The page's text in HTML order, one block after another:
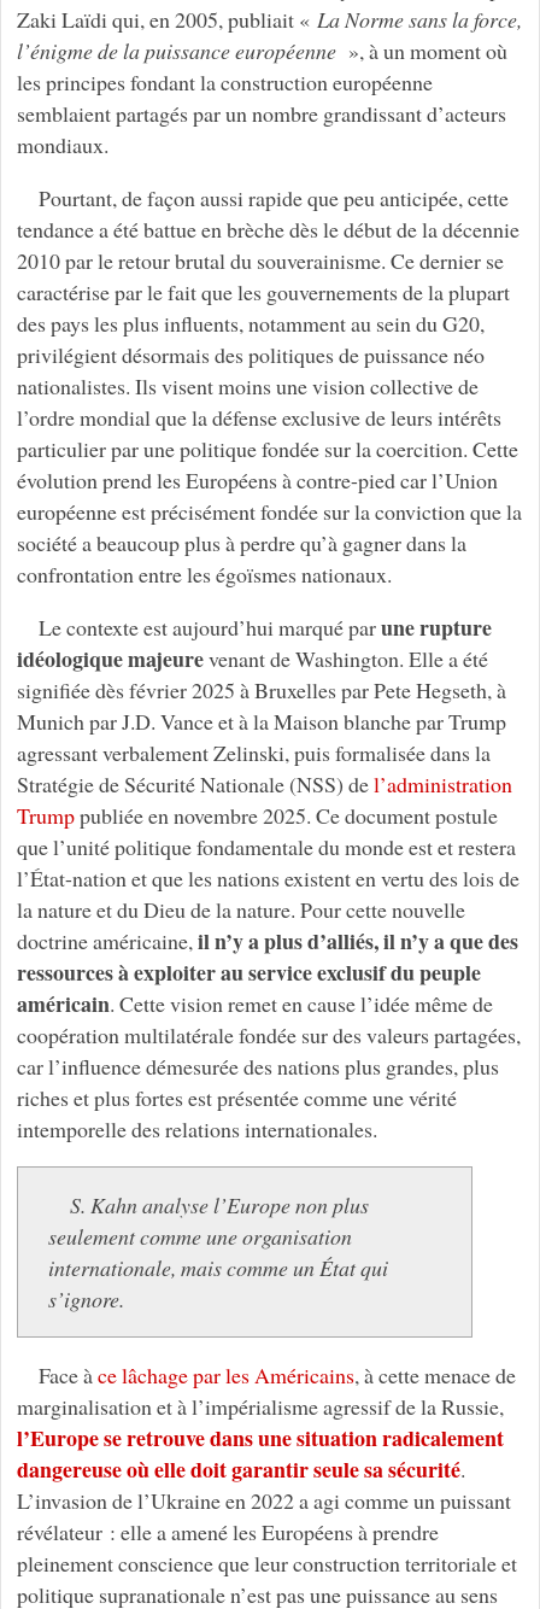
Zaki Laïdi qui, en 2005, publiait « La Norme sans la force,
l’énigme de la puissance européenne », à un moment où
les principes fondant la construction européenne
semblaient partagés par un nombre grandissant d’acteurs
mondiaux.
Pourtant, de façon aussi rapide que peu anticipée, cette
tendance a été battue en brèche dès le début de la décennie
2010 par le retour brutal du souverainisme. Ce dernier se
caractérise par le fait que les gouvernements de la plupart
des pays les plus influents, notamment au sein du G20,
privilégient désormais des politiques de puissance néo
nationalistes. Ils visent moins une vision collective de
l’ordre mondial que la défense exclusive de leurs intérêts
particulier par une politique fondée sur la coercition. Cette
évolution prend les Européens à contre-pied car l’Union
européenne est précisément fondée sur la conviction que la
société a beaucoup plus à perdre qu’à gagner dans la
confrontation entre les égoïsmes nationaux.
Le contexte est aujourd’hui marqué parune rupture
idéologique majeurevenant de Washington. Elle a été
signifiée dès février 2025 à Bruxelles par Pete Hegseth, à
Munich par J.D. Vance et à la Maison blanche par Trump
agressant verbalement Zelinski, puis formalisée dans la
Stratégie de Sécurité Nationale (NSS) del’administration
Trumppubliée en novembre 2025. Ce document postule
que l’unité politique fondamentale du monde est et restera
l’État-nation et que les nations existent en vertu des lois de
la nature et du Dieu de la nature. Pour cette nouvelle
doctrine américaine,il n’y a plus d’alliés, il n’y a que des
ressources à exploiter au service exclusif du peuple
américain. Cette vision remet en cause l’idée même de
coopération multilatérale fondée sur des valeurs partagées,
car l’influence démesurée des nations plus grandes, plus
riches et plus fortes est présentée comme une vérité
intemporelle des relations internationales.
S. Kahn analyse l’Europe non plus
seulement comme une organisation
internationale, mais comme un État qui
s’ignore.
Face àce lâchage par les Américains, à cette menace de
marginalisation et à l’impérialisme agressif de la Russie,
l’Europe se retrouve dans une situation radicalement
dangereuse où elle doit garantir seule sa sécurité.
L’invasion de l’Ukraine en 2022 a agi comme un puissant
révélateur : elle a amené les Européens à prendre
pleinement conscience que leur construction territoriale et
politique supranationale n’est pas une puissance au sens